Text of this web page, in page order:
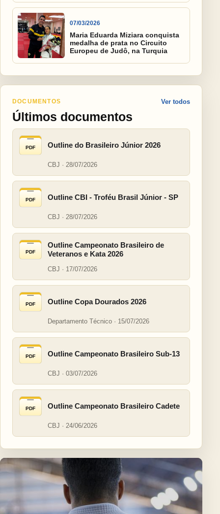
07/03/2026
Maria Eduarda Miziara conquista
medalha de prata no Circuito
Europeu de Judô, na Turquia
DOCUMENTOS
Últimos documentos
Ver todos
PDF Outline do Brasileiro Júnior 2026
CBJ · 28/07/2026
PDF Outline CBI - Troféu Brasil Júnior - SP
CBJ · 28/07/2026
PDF
Outline Campeonato Brasileiro de
Veteranos e Kata 2026
CBJ · 17/07/2026
PDF Outline Copa Dourados 2026
Departamento Técnico · 15/07/2026
PDF Outline Campeonato Brasileiro Sub-13
CBJ · 03/07/2026
PDF Outline Campeonato Brasileiro Cadete
CBJ · 24/06/2026